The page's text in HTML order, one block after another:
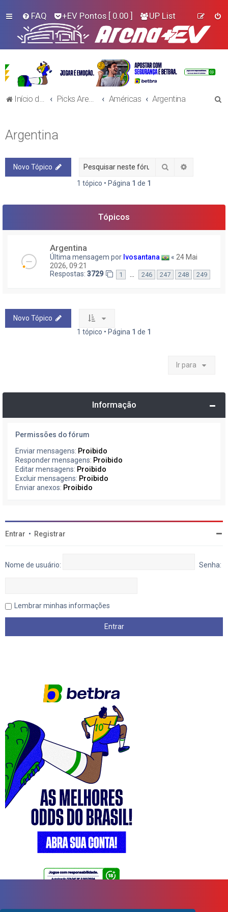
FAQ +EV Pontos [ 0.00 ] UP List
Início do Fórum! Américas Argentina
Argentina
Novo Tópico Pesquisar
1 tópico • Página 1 de 1
Tópicos
Argentina
Última mensagem por Ivosantana « 24 Mai
2026, 09:21
Respostas: 3729 1 246 247 248 249
Novo Tópico
1 tópico • Página 1 de 1
Ir para
Informação
Permissões do fórum
Enviar mensagens: Proibido
Responder mensagens: Proibido
Editar mensagens: Proibido
Excluir mensagens: Proibido
Enviar anexos: Proibido
Entrar • Registrar
Nome de usuário: Senha:
Lembrar minhas informações